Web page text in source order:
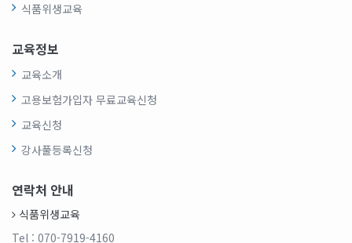
식품위생교육
교육정보
교육소개
고용보험가입자 무료교육신청
교육신청
강사풀등록신청
연락처 안내
식품위생교육
Tel : 070-7919-4160